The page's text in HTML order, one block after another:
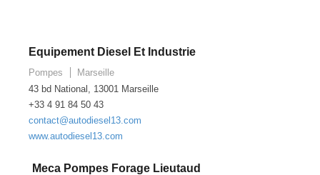
Equipement Diesel Et Industrie
Pompes
Marseille
43 bd National, 13001 Marseille
+33 4 91 84 50 43
contact@autodiesel13.com
www.autodiesel13.com
Meca Pompes Forage Lieutaud